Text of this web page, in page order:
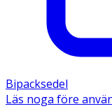
Bipacksedel
Läs noga före